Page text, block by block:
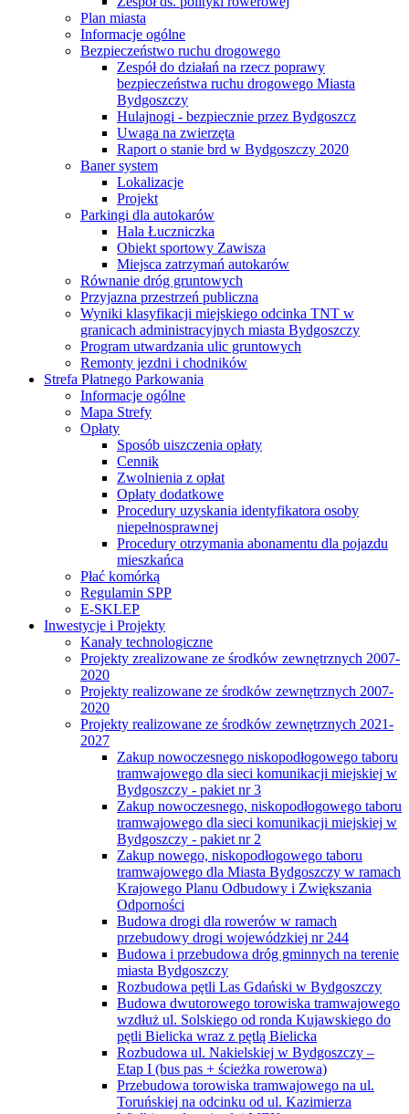
Plan miasta
Informacje ogólne
Bezpieczeństwo ruchu drogowego
Zespół do działań na rzecz poprawy
bezpieczeństwa ruchu drogowego Miasta
Bydgoszczy
Hulajnogi - bezpiecznie przez Bydgoszcz
Uwaga na zwierzęta
Raport o stanie brd w Bydgoszczy 2020
Baner system
Lokalizacje
Projekt
Parkingi dla autokarów
Hala Łuczniczka
Obiekt sportowy Zawisza
Miejsca zatrzymań autokarów
Równanie dróg gruntowych
Przyjazna przestrzeń publiczna
Wyniki klasyfikacji miejskiego odcinka TNT w
granicach administracyjnych miasta Bydgoszczy
Program utwardzania ulic gruntowych
Remonty jezdni i chodników
Strefa Płatnego Parkowania
Informacje ogólne
Mapa Strefy
Opłaty
Sposób uiszczenia opłaty
Cennik
Zwolnienia z opłat
Opłaty dodatkowe
Procedury uzyskania identyfikatora osoby
niepełnosprawnej
Procedury otrzymania abonamentu dla pojazdu
mieszkańca
Płać komórką
Regulamin SPP
E-SKLEP
Inwestycje i Projekty
Kanały technologiczne
Projekty zrealizowane ze środków zewnętrznych 2007-
2020
Projekty realizowane ze środków zewnętrznych 2007-
2020
Projekty realizowane ze środków zewnętrznych 2021-
2027
Zakup nowoczesnego niskopodłogowego taboru
tramwajowego dla sieci komunikacji miejskiej w
Bydgoszczy - pakiet nr 3
Zakup nowoczesnego, niskopodłogowego taboru
tramwajowego dla sieci komunikacji miejskiej w
Bydgoszczy - pakiet nr 2
Zakup nowego, niskopodłogowego taboru
tramwajowego dla Miasta Bydgoszczy w ramach
Krajowego Planu Odbudowy i Zwiększania
Odporności
Budowa drogi dla rowerów w ramach
przebudowy drogi wojewódzkiej nr 244
Budowa i przebudowa dróg gminnych na terenie
miasta Bydgoszczy
Rozbudowa pętli Las Gdański w Bydgoszczy
Budowa dwutorowego torowiska tramwajowego
wzdłuż ul. Solskiego od ronda Kujawskiego do
pętli Bielicka wraz z pętlą Bielicka
Rozbudowa ul. Nakielskiej w Bydgoszczy –
Etap I (bus pas + ścieżka rowerowa)
Przebudowa torowiska tramwajowego na ul.
Toruńskiej na odcinku od ul. Kazimierza